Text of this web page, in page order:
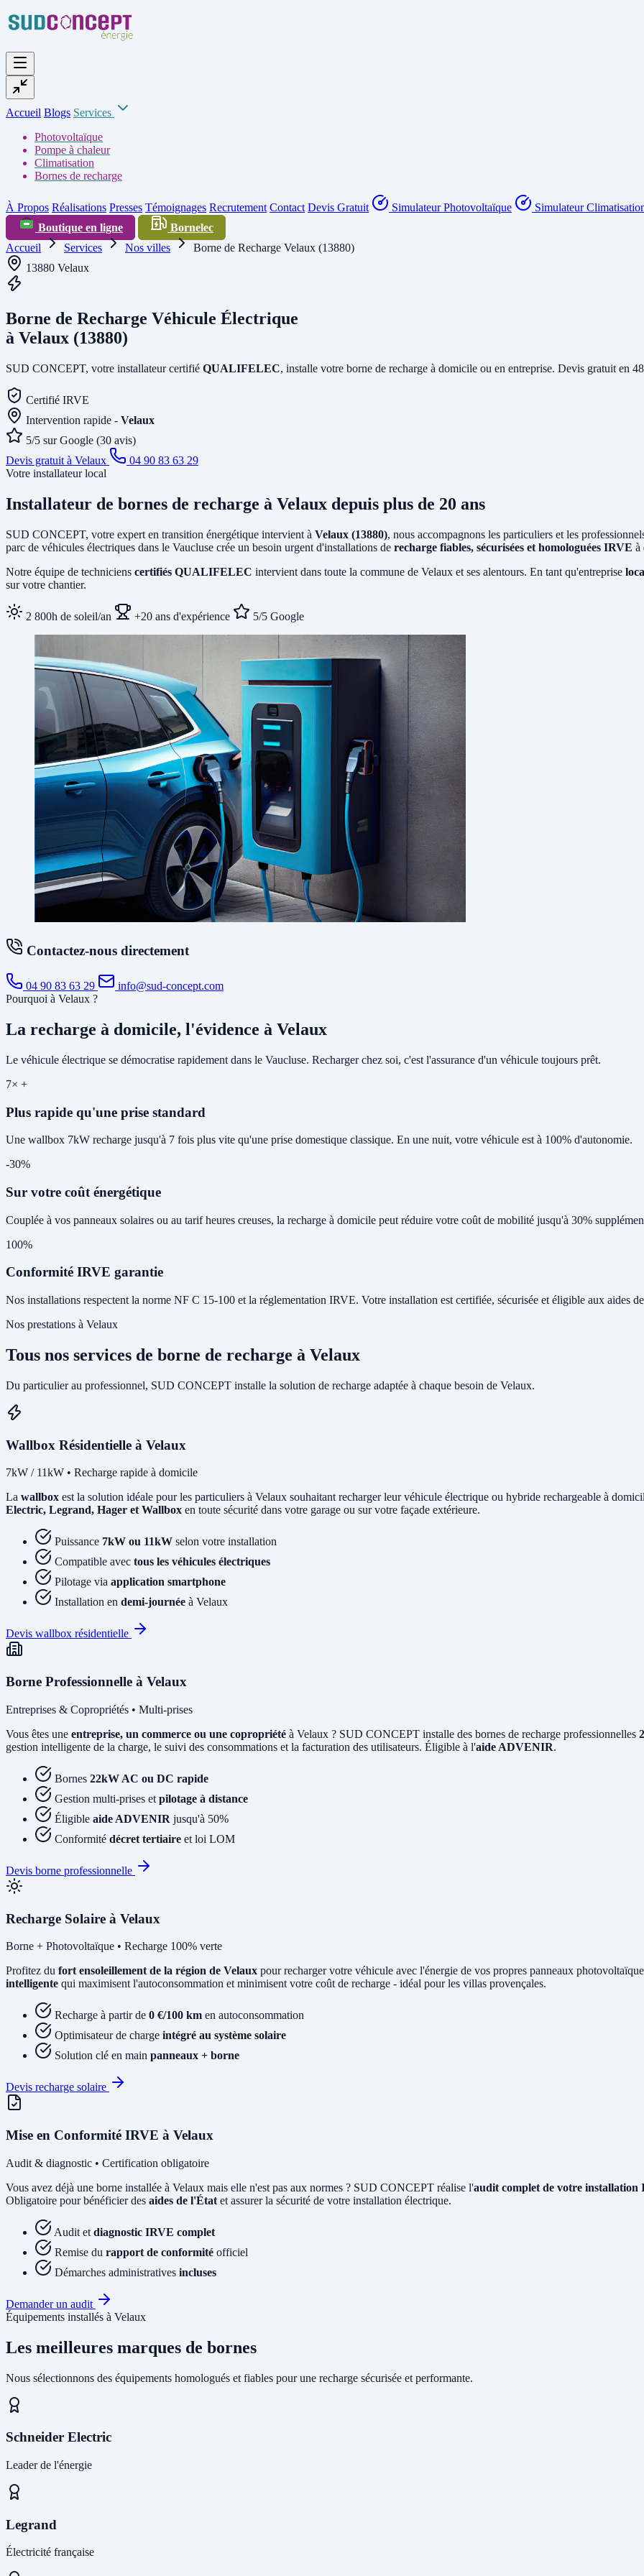
Accueil Blogs Services
Photovoltaïque
Pompe à chaleur
Climatisation
Bornes de recharge
À Propos Réalisations Presses Témoignages Recrutement Contact Devis Gratuit Simulateur Photovoltaïque Simulateur
Boutique en ligne
Bornelec
Accueil
Services Nos villes
Borne de Recharge Velaux (13880)
13880 Velaux
Borne de Recharge Véhicule Électrique
à Velaux (13880)
SUD CONCEPT, votre installateur certifié QUALIFELEC, installe votre borne de recharge à domicile ou en entreprise. Devis gratuit en
Certifié IRVE
Intervention rapide - Velaux
5/5 sur Google (30 avis)
Devis gratuit à Velaux
04 90 83 63 29
Votre installateur local
Installateur de bornes de recharge à Velaux depuis plus de 20 ans
SUD CONCEPT, votre expert en transition énergétique intervient à Velaux (13880), nous accompagnons les particuliers et les
parc de véhicules électriques dans le Vaucluse crée un besoin urgent d'installations de recharge fiables, sécurisées et homologuées IRVE à
Notre équipe de techniciens certifiés QUALIFELEC intervient dans toute la commune de Velaux et ses alentours. En tant qu'entreprise
sur votre chantier.
2 800h de soleil/an +20 ans d'expérience 5/5 Google
Contactez-nous directement
04 90 83 63 29
info@sud-concept.com
Pourquoi à Velaux ?
La recharge à domicile, l'évidence à Velaux
Le véhicule électrique se démocratise rapidement dans le Vaucluse. Recharger chez soi, c'est l'assurance d'un véhicule toujours prêt.
7× +
Plus rapide qu'une prise standard
Une wallbox 7kW recharge jusqu'à 7 fois plus vite qu'une prise domestique classique. En une nuit, votre véhicule est à 100% d'autonomie.
-30%
Sur votre coût énergétique
Couplée à vos panneaux solaires ou au tarif heures creuses, la recharge à domicile peut réduire votre coût de mobilité jusqu'à 30%
100%
Conformité IRVE garantie
Nos installations respectent la norme NF C 15-100 et la réglementation IRVE. Votre installation est certifiée, sécurisée et éligible aux aides
Nos prestations à Velaux
Tous nos services de borne de recharge à Velaux
Du particulier au professionnel, SUD CONCEPT installe la solution de recharge adaptée à chaque besoin de Velaux.
Wallbox Résidentielle à Velaux
7kW / 11kW • Recharge rapide à domicile
La wallbox est la solution idéale pour les particuliers à Velaux souhaitant recharger leur véhicule électrique ou hybride rechargeable à
Electric, Legrand, Hager et Wallbox en toute sécurité dans votre garage ou sur votre façade extérieure.
Puissance 7kW ou 11kW selon votre installation
Compatible avec tous les véhicules électriques
Pilotage via application smartphone
Installation en demi-journée à Velaux
Devis wallbox résidentielle
Borne Professionnelle à Velaux
Entreprises & Copropriétés • Multi-prises
Vous êtes une entreprise, un commerce ou une copropriété à Velaux ? SUD CONCEPT installe des bornes de recharge professionnelles
gestion intelligente de la charge, le suivi des consommations et la facturation des utilisateurs. Éligible à l'aide ADVENIR.
Bornes 22kW AC ou DC rapide
Gestion multi-prises et pilotage à distance
Éligible aide ADVENIR jusqu'à 50%
Conformité décret tertiaire et loi LOM
Devis borne professionnelle
Recharge Solaire à Velaux
Borne + Photovoltaïque • Recharge 100% verte
Profitez du fort ensoleillement de la région de Velaux pour recharger votre véhicule avec l'énergie de vos propres panneaux
intelligente qui maximisent l'autoconsommation et minimisent votre coût de recharge - idéal pour les villas provençales.
Recharge à partir de 0 €/100 km en autoconsommation
Optimisateur de charge intégré au système solaire
Solution clé en main panneaux + borne
Devis recharge solaire
Mise en Conformité IRVE à Velaux
Audit & diagnostic • Certification obligatoire
Vous avez déjà une borne installée à Velaux mais elle n'est pas aux normes ? SUD CONCEPT réalise l'audit complet de votre installation
Obligatoire pour bénéficier des aides de l'État et assurer la sécurité de votre installation électrique.
Audit et diagnostic IRVE complet
Remise du rapport de conformité officiel
Démarches administratives incluses
Demander un audit
Équipements installés à Velaux
Les meilleures marques de bornes
Nous sélectionnons des équipements homologués et fiables pour une recharge sécurisée et performante.
Schneider Electric
Leader de l'énergie
Legrand
Électricité française